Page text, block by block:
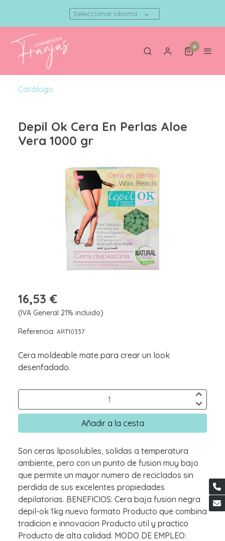
Seleccionar idioma
0
Catálogo
Depil Ok Cera En Perlas Aloe
Vera 1000 gr
16,53 €
(IVA General 21% incluido)
Referencia: ART10337
Cera moldeable mate para crear un look
desenfadado.
Añadir a la cesta
Son ceras liposolubles, solidas a temperatura
ambiente, pero con un punto de fusion muy bajo
que permite un mayor numero de reciclados sin
perdida de sus excelentes propiedades
depilatorias. BENEFICIOS: Cera baja fusion negra
depil-ok 1kg nuevo formato Producto que combina
tradicion e innovacion Producto util y practico
Producto de alta calidad. MODO DE EMPLEO: